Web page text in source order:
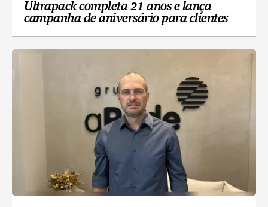
Ultrapack completa 21 anos e lança
campanha de aniversário para clientes